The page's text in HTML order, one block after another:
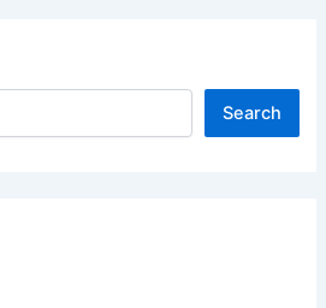
Search